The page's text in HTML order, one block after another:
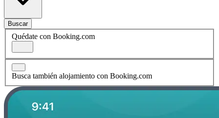
Buscar
Quédate con Booking.com
Busca también alojamiento con Booking.com